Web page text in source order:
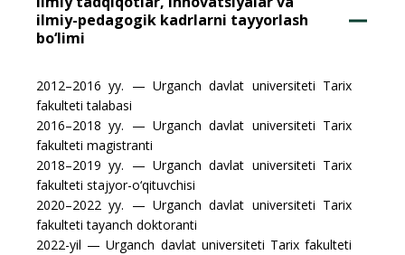
ilmiy-pedagogik kadrlarni tayyorlash
bo‘limi
2012–2016 yy. — Urganch davlat universiteti Tarix
fakulteti talabasi
2016–2018 yy. — Urganch davlat universiteti Tarix
fakulteti magistranti
2018–2019 yy. — Urganch davlat universiteti Tarix
fakulteti stajyor-o‘qituvchisi
2020–2022 yy. — Urganch davlat universiteti Tarix
fakulteti tayanch doktoranti
2022-yil — Urganch davlat universiteti Tarix fakulteti